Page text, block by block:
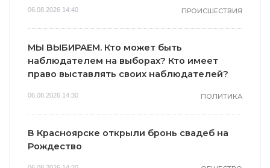
06.08.2026 14:40 ПРОИСШЕСТВИЯ
МЫ ВЫБИРАЕМ. Кто может быть
наблюдателем на выборах? Кто имеет
право выставлять своих наблюдателей?
06.08.2026 14:30 ПОЛИТИКА
В Красноярске открыли бронь свадеб на
Рождество